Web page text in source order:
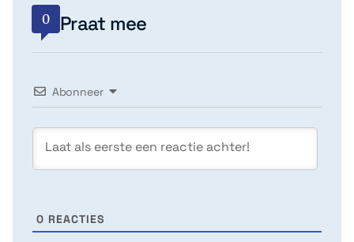
0 Praat mee
Abonneer
0 REACTIES